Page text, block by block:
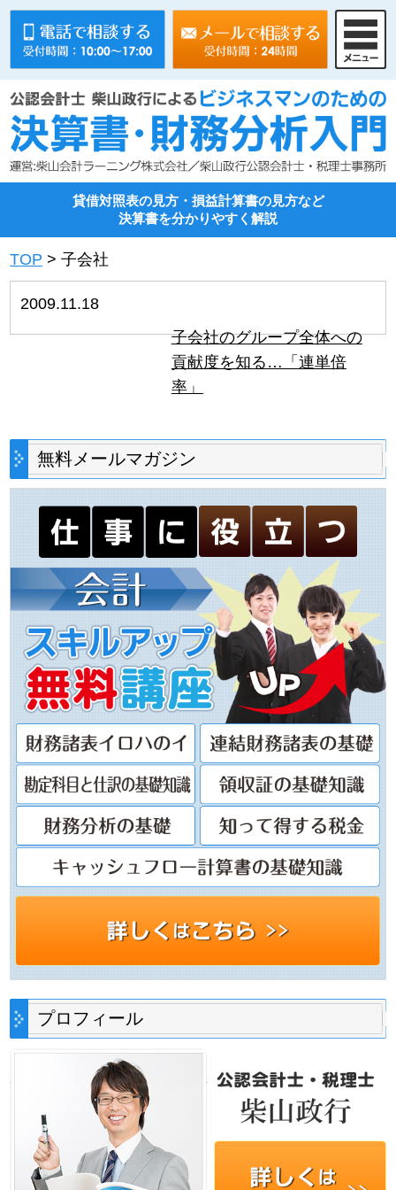
貸借対照表の見方・損益計算書の見方など
決算書を分かりやすく解説
TOP >子会社
2009.11.18
子会社のグループ全体への
貢献度を知る…「連単倍
率」
無料メールマガジン
プロフィール